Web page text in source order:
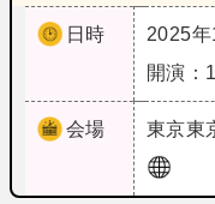
日時
2025年
開演：
会場 東京東